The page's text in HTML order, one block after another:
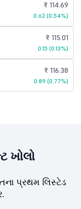
₹ 114.69
0.62 (0.54%)
₹ 115.01
0.15 (0.13%)
₹ 116.38
0.89 (0.77%)
ખોલો
પ્રથમ લિસ્ટેડ